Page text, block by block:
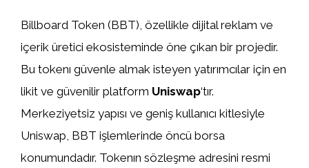
Billboard Token (BBT), özellikle dijital reklam ve
içerik üretici ekosisteminde öne çıkan bir projedir.
Bu tokenı güvenle almak isteyen yatırımcılar için en
likit ve güvenilir platform Uniswap‘tır.
Merkeziyetsiz yapısı ve geniş kullanıcı kitlesiyle
Uniswap, BBT işlemlerinde öncü borsa
konumundadır. Tokenın sözleşme adresini resmi